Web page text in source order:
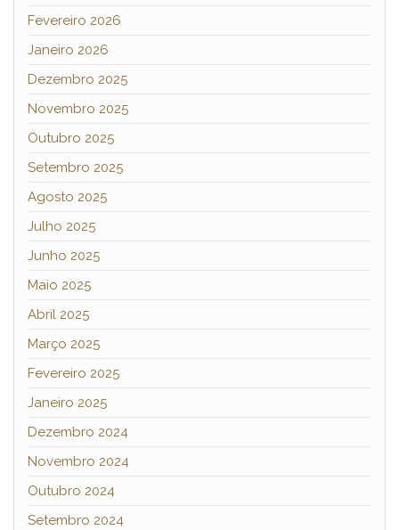
Fevereiro 2026
Janeiro 2026
Dezembro 2025
Novembro 2025
Outubro 2025
Setembro 2025
Agosto 2025
Julho 2025
Junho 2025
Maio 2025
Abril 2025
Março 2025
Fevereiro 2025
Janeiro 2025
Dezembro 2024
Novembro 2024
Outubro 2024
Setembro 2024